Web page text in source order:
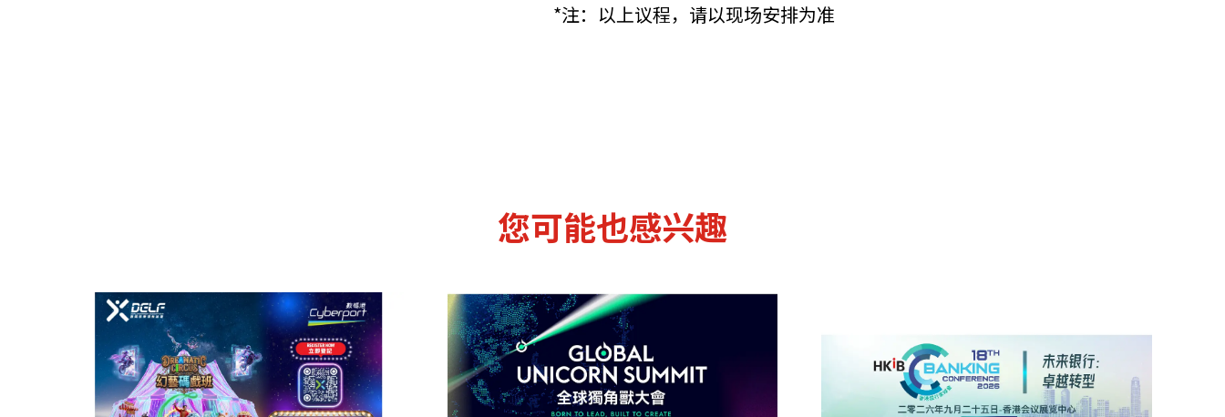
*注：以上议程，请以现场安排为准
您可能也感兴趣